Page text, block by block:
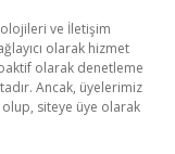
ve İletişim
olarak hizmet
olarak denetleme
Ancak, üyelerimiz
olup, siteye üye olarak